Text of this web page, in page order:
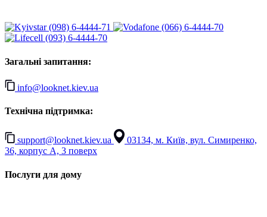
(098) 6-4444-71
(066) 6-4444-70
(093) 6-4444-70
Загальні запитання:
info@looknet.kiev.ua
Технічна підтримка:
support@looknet.kiev.ua
03134, м. Київ, вул. Симиренко,
36, корпус А, 3 поверх
Послуги для дому